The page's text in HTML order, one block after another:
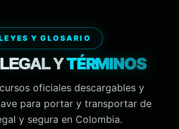
Y GLOSARIO
YTÉRMINOS
oficiales descargables y
para portar y transportar de
y segura en Colombia.